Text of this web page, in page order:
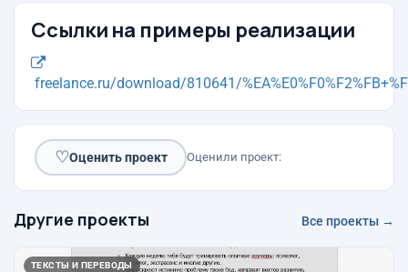
Ссылки на примеры реализации
freelance.ru/download/810641/
♡Оценить проект Оценили проект:
Другие проекты Все проекты →
ТЕКСТЫ И ПЕРЕВОДЫ